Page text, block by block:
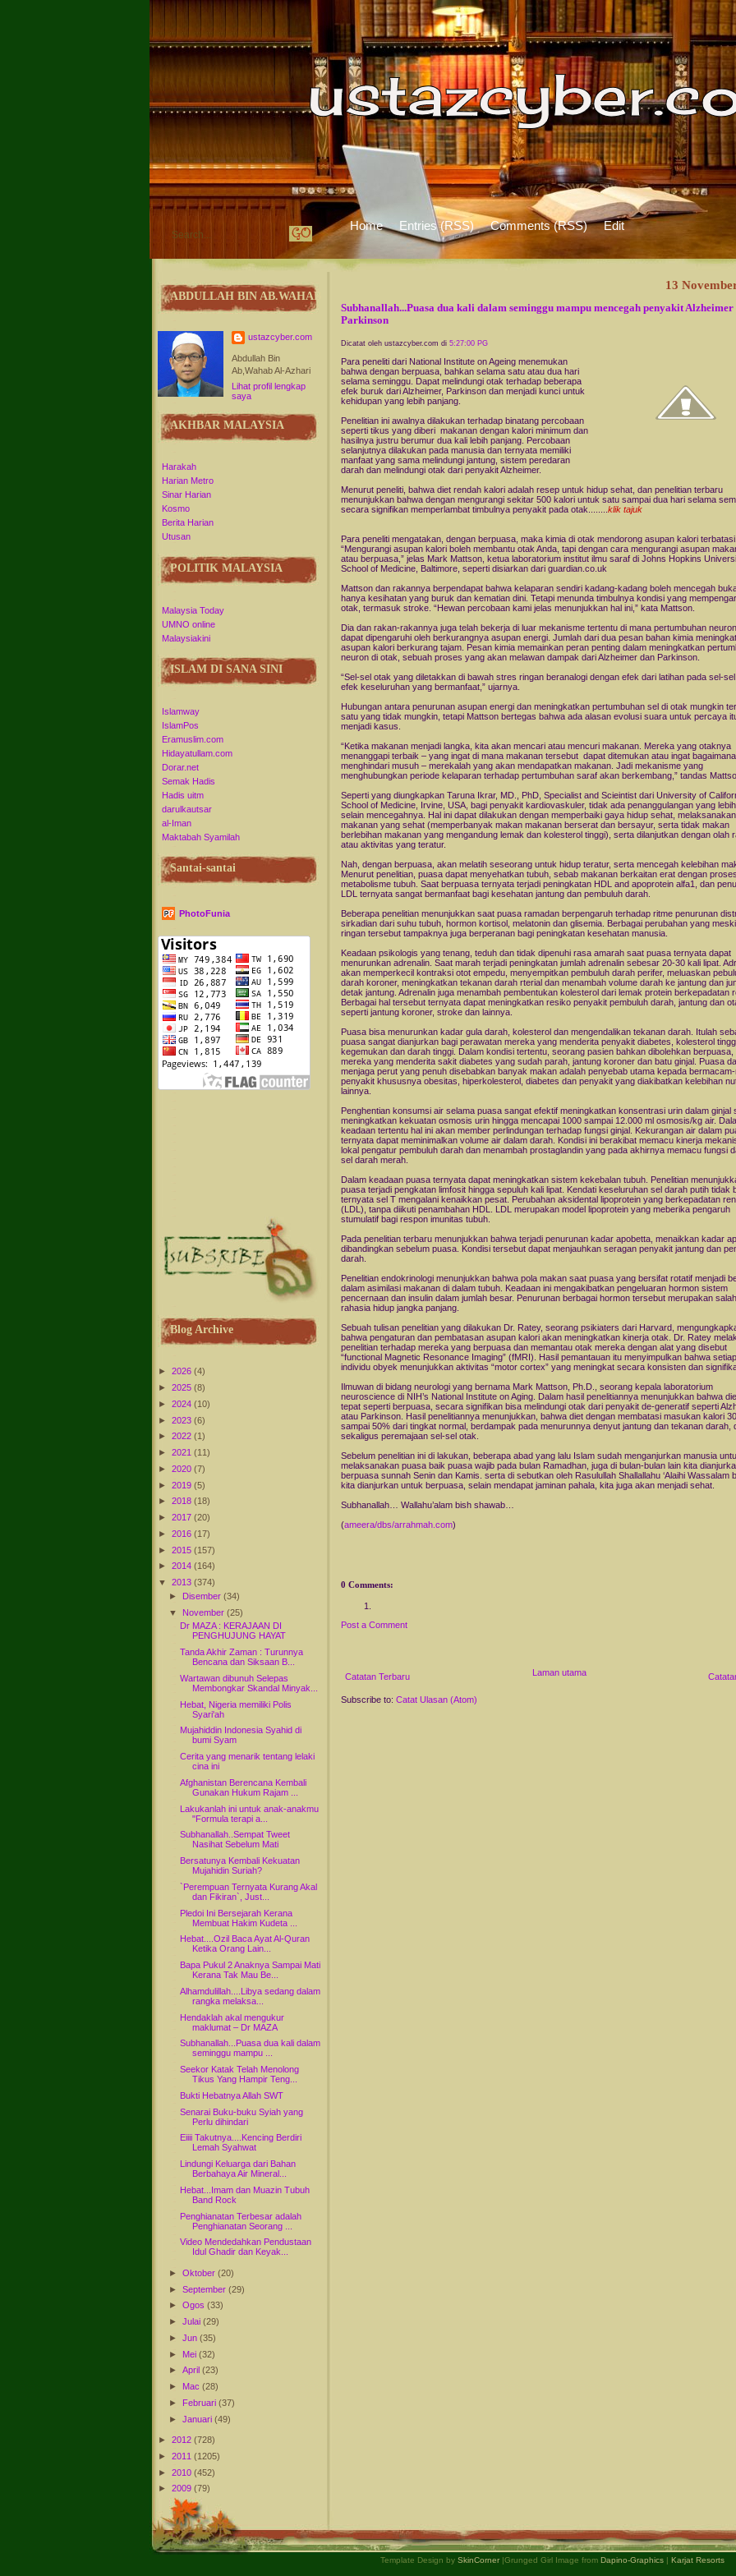
Home Entries (RSS) Comments (RSS) Edit
ABDULLAH BIN AB.WAHAB
ustazcyber.com
Abdullah Bin
Ab,Wahab Al-Azhari
Lihat profil lengkap
saya
AKHBAR MALAYSIA
Harakah
Harian Metro
Sinar Harian
Kosmo
Berita Harian
Utusan
POLITIK MALAYSIA
Malaysia Today
UMNO online
Malaysiakini
ISLAM DI SANA SINI
Islamway
IslamPos
Eramuslim.com
Hidayatullam.com
Dorar.net
Semak Hadis
Hadis uitm
darulkautsar
al-Iman
Maktabah Syamilah
Santai-santai
PhotoFunia
Blog Archive
► 2026 (4)
► 2025 (8)
► 2024 (10)
► 2023 (6)
► 2022 (1)
► 2021 (11)
► 2020 (7)
► 2019 (5)
► 2018 (18)
► 2017 (20)
► 2016 (17)
► 2015 (157)
► 2014 (164)
▼
2013 (374)
► Disember(34)
▼
November(25)
Dr MAZA : KERAJAAN DI
PENGHUJUNG HAYAT
Tanda Akhir Zaman : Turunnya
Bencana dan Siksaan B...
Wartawan dibunuh Selepas
Membongkar Skandal Minyak...
Hebat, Nigeria memiliki Polis
Syari'ah
Mujahiddin Indonesia Syahid di
bumi Syam
Cerita yang menarik tentang lelaki
cina ini
Afghanistan Berencana Kembali
Gunakan Hukum Rajam ...
Lakukanlah ini untuk anak-anakmu
"Formula terapi a...
Subhanallah..Sempat Tweet
Nasihat Sebelum Mati
Bersatunya Kembali Kekuatan
Mujahidin Suriah?
`Perempuan Ternyata Kurang Akal
dan Fikiran`, Just...
Pledoi Ini Bersejarah Kerana
Membuat Hakim Kudeta ...
Hebat....Ozil Baca Ayat Al-Quran
Ketika Orang Lain...
Bapa Pukul 2 Anaknya Sampai Mati
Kerana Tak Mau Be...
Alhamdulillah....Libya sedang dalam
rangka melaksa...
Hendaklah akal mengukur
maklumat – Dr MAZA
Subhanallah...Puasa dua kali dalam
seminggu mampu ...
Seekor Katak Telah Menolong
Tikus Yang Hampir Teng...
Bukti Hebatnya Allah SWT
Senarai Buku-buku Syiah yang
Perlu dihindari
Eiiii Takutnya....Kencing Berdiri
Lemah Syahwat
Lindungi Keluarga dari Bahan
Berbahaya Air Mineral...
Hebat...Imam dan Muazin Tubuh
Band Rock
Penghianatan Terbesar adalah
Penghianatan Seorang ...
Video Mendedahkan Pendustaan
Idul Ghadir dan Keyak...
►Oktober(20)
►September(29)
►Ogos(33)
►Julai(29)
►Jun(35)
► Mei(32)
►April(23)
► Mac(28)
► Februari(37)
►Januari(49)
► 2012 (728)
► 2011 (1205)
► 2010 (452)
► 2009 (79)
13
Subhanallah...Puasa dua kali dalam seminggu mampu mencegah penyakit Alzheimer
Parkinson
Dicatat oleh ustazcyber.com di 5:27:00 PG
Para peneliti dari National Institute on Ageing menemukan
bahwa dengan berpuasa, bahkan selama satu atau dua hari
selama seminggu. Dapat melindungi otak terhadap beberapa
efek buruk dari Alzheimer, Parkinson dan menjadi kunci untuk
kehidupan yang lebih panjang.
Penelitian ini awalnya dilakukan terhadap binatang percobaan
seperti tikus yang diberi makanan dengan kalori minimum dan
hasilnya justru berumur dua kali lebih panjang. Percobaan
selanjutnya dilakukan pada manusia dan ternyata memiliki
manfaat yang sama melindungi jantung, sistem peredaran
darah dan melindungi otak dari penyakit Alzheimer.
Menurut peneliti, bahwa diet rendah kalori adalah resep untuk hidup sehat, dan penelitian terbaru
menunjukkan bahwa dengan mengurangi sekitar 500 kalori untuk satu sampai dua hari selama
secara signifikan memperlambat timbulnya penyakit pada otak........ klik tajuk
Para peneliti mengatakan, dengan berpuasa, maka kimia di otak mendorong asupan kalori terbatasi.
“Mengurangi asupan kalori boleh membantu otak Anda, tapi dengan cara mengurangi asupan
atau berpuasa,” jelas Mark Mattson, ketua laboratorium institut ilmu saraf di Johns Hopkins
School of Medicine, Baltimore, seperti disiarkan dari guardian.co.uk
Mattson dan rakannya berpendapat bahwa kelaparan sendiri kadang-kadang boleh mencegah
hanya kesihatan yang buruk dan kematian dini. Tetapi menunda timbulnya kondisi yang
otak, termasuk stroke. “Hewan percobaan kami jelas menunjukkan hal ini,” kata Mattson.
Dia dan rakan-rakannya juga telah bekerja di luar mekanisme tertentu di mana pertumbuhan
dapat dipengaruhi oleh berkurangnya asupan energi. Jumlah dari dua pesan bahan kimia
asupan kalori berkurang tajam. Pesan kimia memainkan peran penting dalam meningkatkan
neuron di otak, sebuah proses yang akan melawan dampak dari Alzheimer dan Parkinson.
“Sel-sel otak yang diletakkan di bawah stres ringan beranalogi dengan efek dari latihan pada sel-sel
efek keseluruhan yang bermanfaat,” ujarnya.
Hubungan antara penurunan asupan energi dan meningkatkan pertumbuhan sel di otak mungkin
satu yang tidak mungkin, tetapi Mattson bertegas bahwa ada alasan evolusi suara untuk percaya
menjadi kasus.
“Ketika makanan menjadi langka, kita akan mencari atau mencuri makanan. Mereka yang otaknya
menanggapi terbaik – yang ingat di mana makanan tersebut dapat ditemukan atau ingat
menghindari musuh – merekalah yang akan mendapatkan makanan. Jadi mekanisme yang
menghubungkan periode kelaparan terhadap pertumbuhan saraf akan berkembang,” tandas
Seperti yang diungkapkan Taruna Ikrar, MD., PhD, Specialist and Scieintist dari University of
School of Medicine, Irvine, USA, bagi penyakit kardiovaskuler, tidak ada penanggulangan yang
selain mencegahnya. Hal ini dapat dilakukan dengan memperbaiki gaya hidup sehat,
makanan yang sehat (memperbanyak makan makanan berserat dan bersayur, serta tidak makan
berlebihan makanan yang mengandung lemak dan kolesterol tinggi), serta dilanjutkan dengan olah
atau aktivitas yang teratur.
Nah, dengan berpuasa, akan melatih seseorang untuk hidup teratur, serta mencegah kelebihan
Menurut penelitian, puasa dapat menyehatkan tubuh, sebab makanan berkaitan erat dengan proses
metabolisme tubuh. Saat berpuasa ternyata terjadi peningkatan HDL and apoprotein alfa1, dan
LDL ternyata sangat bermanfaat bagi kesehatan jantung dan pembuluh darah.
Beberapa penelitian menunjukkan saat puasa ramadan berpengaruh terhadap ritme penurunan
sirkadian dari suhu tubuh, hormon kortisol, melatonin dan glisemia. Berbagai perubahan yang
ringan tersebut tampaknya juga berperanan bagi peningkatan kesehatan manusia.
Keadaan psikologis yang tenang, teduh dan tidak dipenuhi rasa amarah saat puasa ternyata dapat
menurunkan adrenalin. Saat marah terjadi peningkatan jumlah adrenalin sebesar 20-30 kali lipat.
akan memperkecil kontraksi otot empedu, menyempitkan pembuluh darah perifer, meluaskan
darah koroner, meningkatkan tekanan darah rterial dan menambah volume darah ke jantung dan
detak jantung. Adrenalin juga menambah pembentukan kolesterol dari lemak protein berkepadatan
Berbagai hal tersebut ternyata dapat meningkatkan resiko penyakit pembuluh darah, jantung dan
seperti jantung koroner, stroke dan lainnya.
Puasa bisa menurunkan kadar gula darah, kolesterol dan mengendalikan tekanan darah. Itulah
puasa sangat dianjurkan bagi perawatan mereka yang menderita penyakit diabetes, kolesterol
kegemukan dan darah tinggi. Dalam kondisi tertentu, seorang pasien bahkan dibolehkan berpuasa,
mereka yang menderita sakit diabetes yang sudah parah, jantung koroner dan batu ginjal. Puasa
menjaga perut yang penuh disebabkan banyak makan adalah penyebab utama kepada
penyakit khususnya obesitas, hiperkolesterol, diabetes dan penyakit yang diakibatkan kelebihan
lainnya.
Penghentian konsumsi air selama puasa sangat efektif meningkatkan konsentrasi urin dalam ginjal
meningkatkan kekuatan osmosis urin hingga mencapai 1000 sampai 12.000 ml osmosis/kg air.
keadaan tertentu hal ini akan member perlindungan terhadap fungsi ginjal. Kekurangan air dalam
ternyata dapat meminimalkan volume air dalam darah. Kondisi ini berakibat memacu kinerja
lokal pengatur pembuluh darah dan menambah prostaglandin yang pada akhirnya memacu fungsi
sel darah merah.
Dalam keadaan puasa ternyata dapat meningkatkan sistem kekebalan tubuh. Penelitian
puasa terjadi pengkatan limfosit hingga sepuluh kali lipat. Kendati keseluruhan sel darah putih tidak
ternyata sel T mengalani kenaikkan pesat. Perubahan aksidental lipoprotein yang berkepadatan
(LDL), tanpa diikuti penambahan HDL. LDL merupakan model lipoprotein yang meberika pengaruh
stumulatif bagi respon imunitas tubuh.
Pada penelitian terbaru menunjukkan bahwa terjadi penurunan kadar apobetta, menaikkan kadar
dibandingkan sebelum puasa. Kondisi tersebut dapat menjauhkan seragan penyakit jantung dan
darah.
Penelitian endokrinologi menunjukkan bahwa pola makan saat puasa yang bersifat rotatif menjadi
dalam asimilasi makanan di dalam tubuh. Keadaan ini mengakibatkan pengeluaran hormon sistem
pencernaan dan insulin dalam jumlah besar. Penurunan berbagai hormon tersebut merupakan
rahasia hidup jangka panjang.
Sebuah tulisan penelitian yang dilakukan Dr. Ratey, seorang psikiaters dari Harvard,
bahwa pengaturan dan pembatasan asupan kalori akan meningkatkan kinerja otak. Dr. Ratey
penelitian terhadap mereka yang berpuasa dan memantau otak mereka dengan alat yang disebut
“functional Magnetic Resonance Imaging” (fMRI). Hasil pemantauan itu menyimpulkan bahwa setiap
individu obyek menunjukkan aktivitas “motor cortex” yang meningkat secara konsisten dan
Ilmuwan di bidang neurologi yang bernama Mark Mattson, Ph.D., seorang kepala laboratorium
neuroscience di NIH’s National Institute on Aging. Dalam hasil penelitiannya menunjukkan bahwa
tepat seperti berpuasa, secara signifikan bisa melindungi otak dari penyakit de-generatif seperti
atau Parkinson. Hasil penelitiannya menunjukkan, bahwa diet dengan membatasi masukan kalori
sampai 50% dari tingkat normal, berdampak pada menurunnya denyut jantung dan tekanan darah,
sekaligus peremajaan sel-sel otak.
Sebelum penelitian ini di lakukan, beberapa abad yang lalu Islam sudah menganjurkan manusia
melaksanakan puasa baik puasa wajib pada bulan Ramadhan, juga di bulan-bulan lain kita
berpuasa sunnah Senin dan Kamis. serta di sebutkan oleh Rasulullah Shallallahu ‘Alaihi Wassalam
kita dianjurkan untuk berpuasa, selain mendapat jaminan pahala, kita juga akan menjadi sehat.
Subhanallah… Wallahu’alam bish shawab…
(ameera/dbs/arrahmah.com)
0 Comments:
Post a Comment
Catatan Terbaru Laman utama
Subscribe to: Catat Ulasan (Atom)
Template Design by SkinCorner|Grunged Girl Image from Dapino-Graphics| Karjat Resorts